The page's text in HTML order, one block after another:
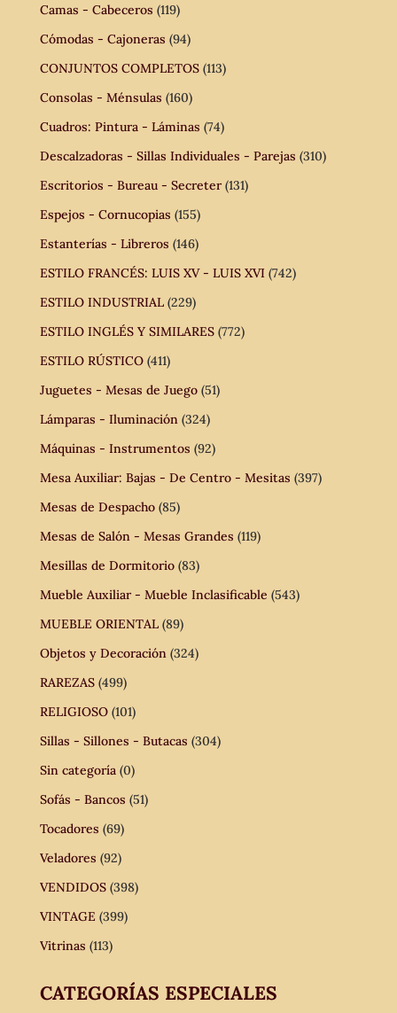
Camas - Cabeceros (119)
Cómodas - Cajoneras (94)
CONJUNTOS COMPLETOS (113)
Consolas - Ménsulas (160)
Cuadros: Pintura - Láminas (74)
Descalzadoras - Sillas Individuales - Parejas (310)
Escritorios - Bureau - Secreter (131)
Espejos - Cornucopias (155)
Estanterías - Libreros (146)
ESTILO FRANCÉS: LUIS XV - LUIS XVI (742)
ESTILO INDUSTRIAL (229)
ESTILO INGLÉS Y SIMILARES (772)
ESTILO RÚSTICO (411)
Juguetes - Mesas de Juego (51)
Lámparas - Iluminación (324)
Máquinas - Instrumentos (92)
Mesa Auxiliar: Bajas - De Centro - Mesitas (397)
Mesas de Despacho (85)
Mesas de Salón - Mesas Grandes (119)
Mesillas de Dormitorio (83)
Mueble Auxiliar - Mueble Inclasificable (543)
MUEBLE ORIENTAL (89)
Objetos y Decoración (324)
RAREZAS (499)
RELIGIOSO (101)
Sillas - Sillones - Butacas (304)
Sin categoría (0)
Sofás - Bancos (51)
Tocadores (69)
Veladores (92)
VENDIDOS (398)
VINTAGE (399)
Vitrinas (113)
CATEGORÍAS ESPECIALES